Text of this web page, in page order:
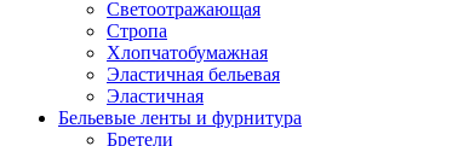
Светоотражающая
Стропа
Хлопчатобумажная
Эластичная бельевая
Эластичная
Бельевые ленты и фурнитура
Бретели